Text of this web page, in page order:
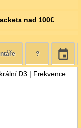
nad 100€
?
D3 | Frekvence